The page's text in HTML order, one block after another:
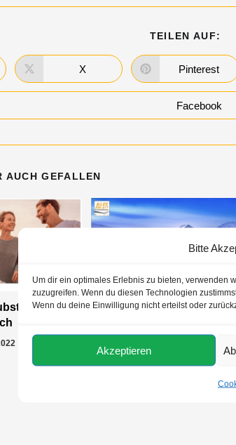
Bitte
Um dir ein optimales Erlebnis zu bieten, verwenden
zuzugreifen. Wenn du diesen Technologien
Wenn du deine Einwilligung nicht erteilst oder
Akzeptieren
TEILEN AUF:
X Pinterest
Facebook
AUCH GEFALLEN
im